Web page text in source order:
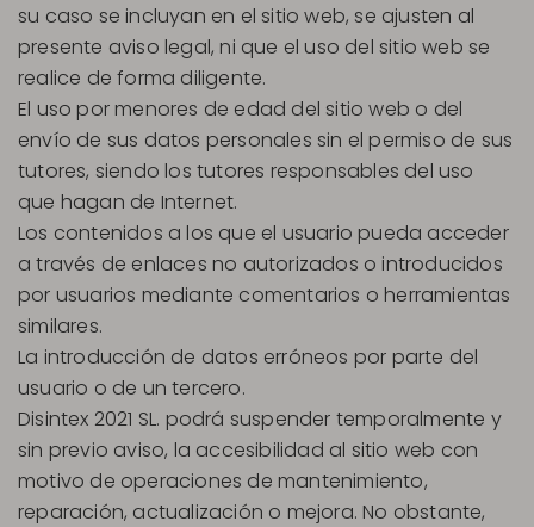
su caso se incluyan en el sitio web, se ajusten al
presente aviso legal, ni que el uso del sitio web se
realice de forma diligente.
El uso por menores de edad del sitio web o del
envío de sus datos personales sin el permiso de sus
tutores, siendo los tutores responsables del uso
que hagan de Internet.
Los contenidos a los que el usuario pueda acceder
a través de enlaces no autorizados o introducidos
por usuarios mediante comentarios o herramientas
similares.
La introducción de datos erróneos por parte del
usuario o de un tercero.
Disintex 2021 SL. podrá suspender temporalmente y
sin previo aviso, la accesibilidad al sitio web con
motivo de operaciones de mantenimiento,
reparación, actualización o mejora. No obstante,